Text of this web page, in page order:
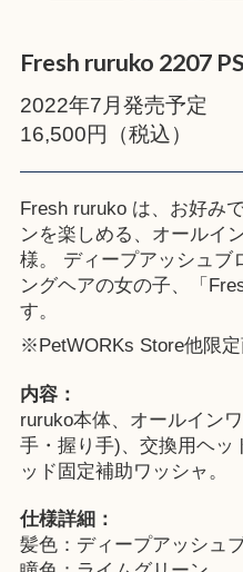
Fresh ruruko 2207
2022年7月発売予定
16,500円（税込）
Fresh ruruko は、お好み
ンを楽しめる、オールイ
様。 ディープアッシュブ
ングヘアの女の子、「
す。
※PetWORKs Store他限定
内容：
ruruko本体、オールイン
手・握り手)、交換用ヘッ
ッド固定補助ワッシャ。
仕様詳細：
髪色：ディープアッシュ